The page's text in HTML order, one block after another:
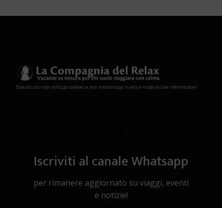
Questo sito non utilizza cookies e non memorizza in alcun modo le tue informazioni
Iscriviti al canale Whatsapp
per rimanere aggiornato su viaggi, eventi
e notizie!